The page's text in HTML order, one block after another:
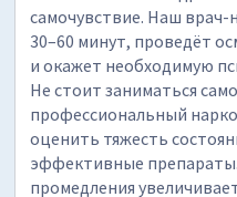
самочувствие. Наш врач-
30–60 минут, проведёт
и окажет необходимую
Не стоит заниматься
профессиональный
оценить тяжесть
эффективные
промедления